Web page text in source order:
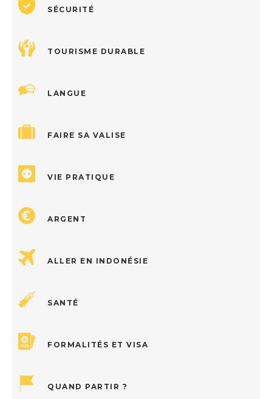
SÉCURITÉ
TOURISME DURABLE
LANGUE
FAIRE SA VALISE
VIE PRATIQUE
ARGENT
ALLER EN INDONÉSIE
SANTÉ
FORMALITÉS ET VISA
QUAND PARTIR ?